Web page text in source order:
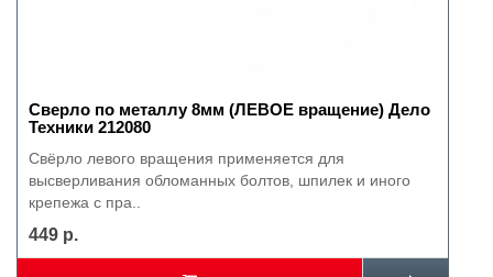
Сверло по металлу 8мм (ЛЕВОЕ вращение) Дело
Техники 212080
Свёрло левого вращения применяется для
высверливания обломанных болтов, шпилек и иного
крепежа с пра..
449 р.